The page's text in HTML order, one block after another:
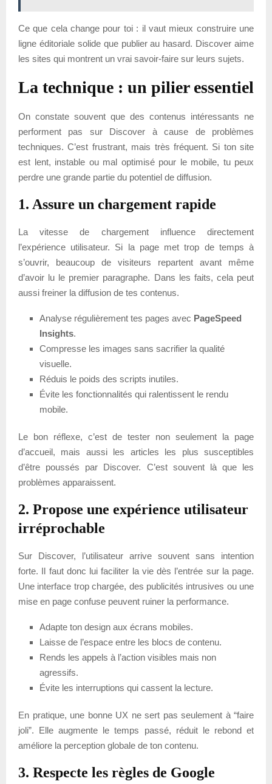
Ce que cela change pour toi : il vaut mieux construire une
ligne éditoriale solide que publier au hasard. Discover aime
les sites qui montrent un vrai savoir-faire sur leurs sujets.
La technique : un pilier essentiel
On constate souvent que des contenus intéressants ne
performent pas sur Discover à cause de problèmes
techniques. C’est frustrant, mais très fréquent. Si ton site
est lent, instable ou mal optimisé pour le mobile, tu peux
perdre une grande partie du potentiel de diffusion.
1. Assure un chargement rapide
La vitesse de chargement influence directement
l’expérience utilisateur. Si la page met trop de temps à
s’ouvrir, beaucoup de visiteurs repartent avant même
d’avoir lu le premier paragraphe. Dans les faits, cela peut
aussi freiner la diffusion de tes contenus.
Analyse régulièrement tes pages avec PageSpeed
Insights.
Compresse les images sans sacrifier la qualité
visuelle.
Réduis le poids des scripts inutiles.
Évite les fonctionnalités qui ralentissent le rendu
mobile.
Le bon réflexe, c’est de tester non seulement la page
d’accueil, mais aussi les articles les plus susceptibles
d’être poussés par Discover. C’est souvent là que les
problèmes apparaissent.
2. Propose une expérience utilisateur
irréprochable
Sur Discover, l’utilisateur arrive souvent sans intention
forte. Il faut donc lui faciliter la vie dès l’entrée sur la page.
Une interface trop chargée, des publicités intrusives ou une
mise en page confuse peuvent ruiner la performance.
Adapte ton design aux écrans mobiles.
Laisse de l’espace entre les blocs de contenu.
Rends les appels à l’action visibles mais non
agressifs.
Évite les interruptions qui cassent la lecture.
En pratique, une bonne UX ne sert pas seulement à “faire
joli”. Elle augmente le temps passé, réduit le rebond et
améliore la perception globale de ton contenu.
3. Respecte les règles de Google